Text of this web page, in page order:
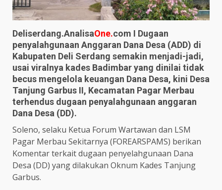
Deliserdang.AnalisaOne.com I Dugaan
penyalahgunaan Anggaran Dana Desa (ADD) di
Kabupaten Deli Serdang semakin menjadi-jadi,
usai viralnya kades Badimbar yang dinilai tidak
becus mengelola keuangan Dana Desa, kini Desa
Tanjung Garbus II, Kecamatan Pagar Merbau
terhendus dugaan penyalahgunaan anggaran
Dana Desa (DD).
Soleno, selaku Ketua Forum Wartawan dan LSM
Pagar Merbau Sekitarnya (FOREARSPAMS) berikan
Komentar terkait dugaan penyelahgunaan Dana
Desa (DD) yang dilakukan Oknum Kades Tanjung
Garbus.